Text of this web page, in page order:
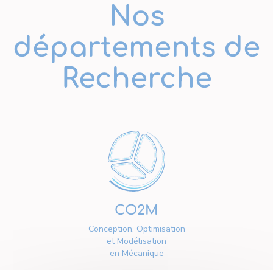
Nos
départements de
Recherche
CO2M
Conception, Optimisation
et Modélisation
en Mécanique